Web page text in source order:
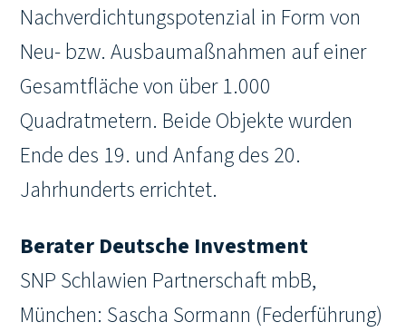
Nachverdichtungspotenzial in Form von
Neu- bzw. Ausbaumaßnahmen auf einer
Gesamtfläche von über 1.000
Quadratmetern. Beide Objekte wurden
Ende des 19. und Anfang des 20.
Jahrhunderts errichtet.
Berater Deutsche Investment
SNP Schlawien Partnerschaft mbB,
München: Sascha Sormann (Federführung)